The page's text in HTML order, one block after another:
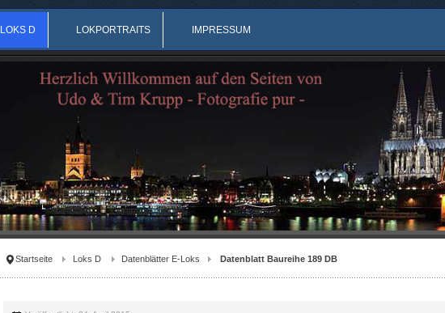
LOKS D LOKPORTRAITS IMPRESSUM
Startseite Loks D Datenblätter E-Loks Datenblatt Baureihe 189 DB